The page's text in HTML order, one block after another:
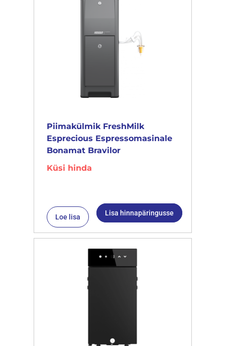
Piimakülmik FreshMilk
Esprecious Espressomasinale
Bonamat Bravilor
Küsi hinda
Loe lisa Lisa hinnapäringusse